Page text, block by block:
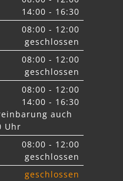
14:00 - 16:30
08:00 - 12:00
geschlossen
08:00 - 12:00
geschlossen
08:00 - 12:00
14:00 - 16:30
auch
Uhr
08:00 - 12:00
geschlossen
geschlossen